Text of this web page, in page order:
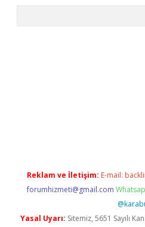
Reklam ve İletişim: E-mail:
forumhizmeti@gmail.com
Yasal Uyarı: Sitemiz, 5651 Sayılı